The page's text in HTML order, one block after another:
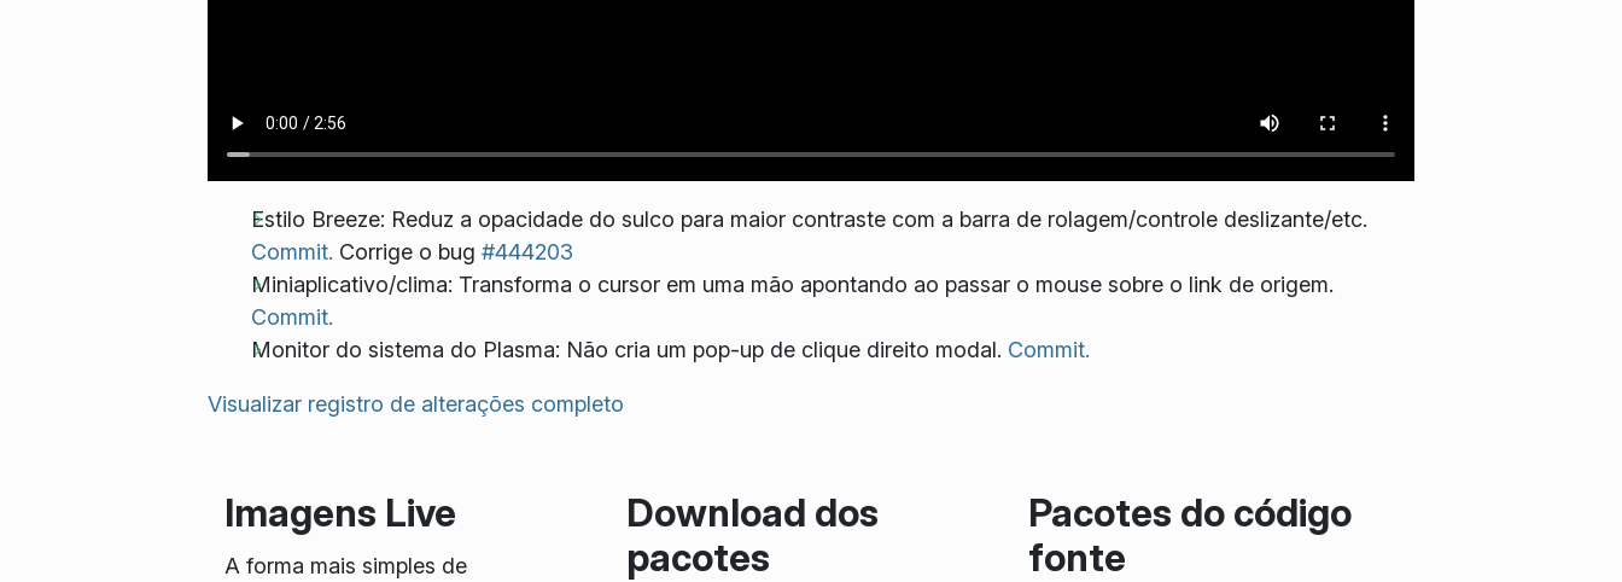
Estilo Breeze: Reduz a opacidade do sulco para maior contraste com a barra de rolagem/controle deslizante/etc.
Commit. Corrige o bug #444203
Miniaplicativo/clima: Transforma o cursor em uma mão apontando ao passar o mouse sobre o link de origem.
Commit.
Monitor do sistema do Plasma: Não cria um pop-up de clique direito modal. Commit.
Visualizar registro de alterações completo
Imagens Live
A forma mais simples de
Download dos
pacotes
Pacotes do código
fonte